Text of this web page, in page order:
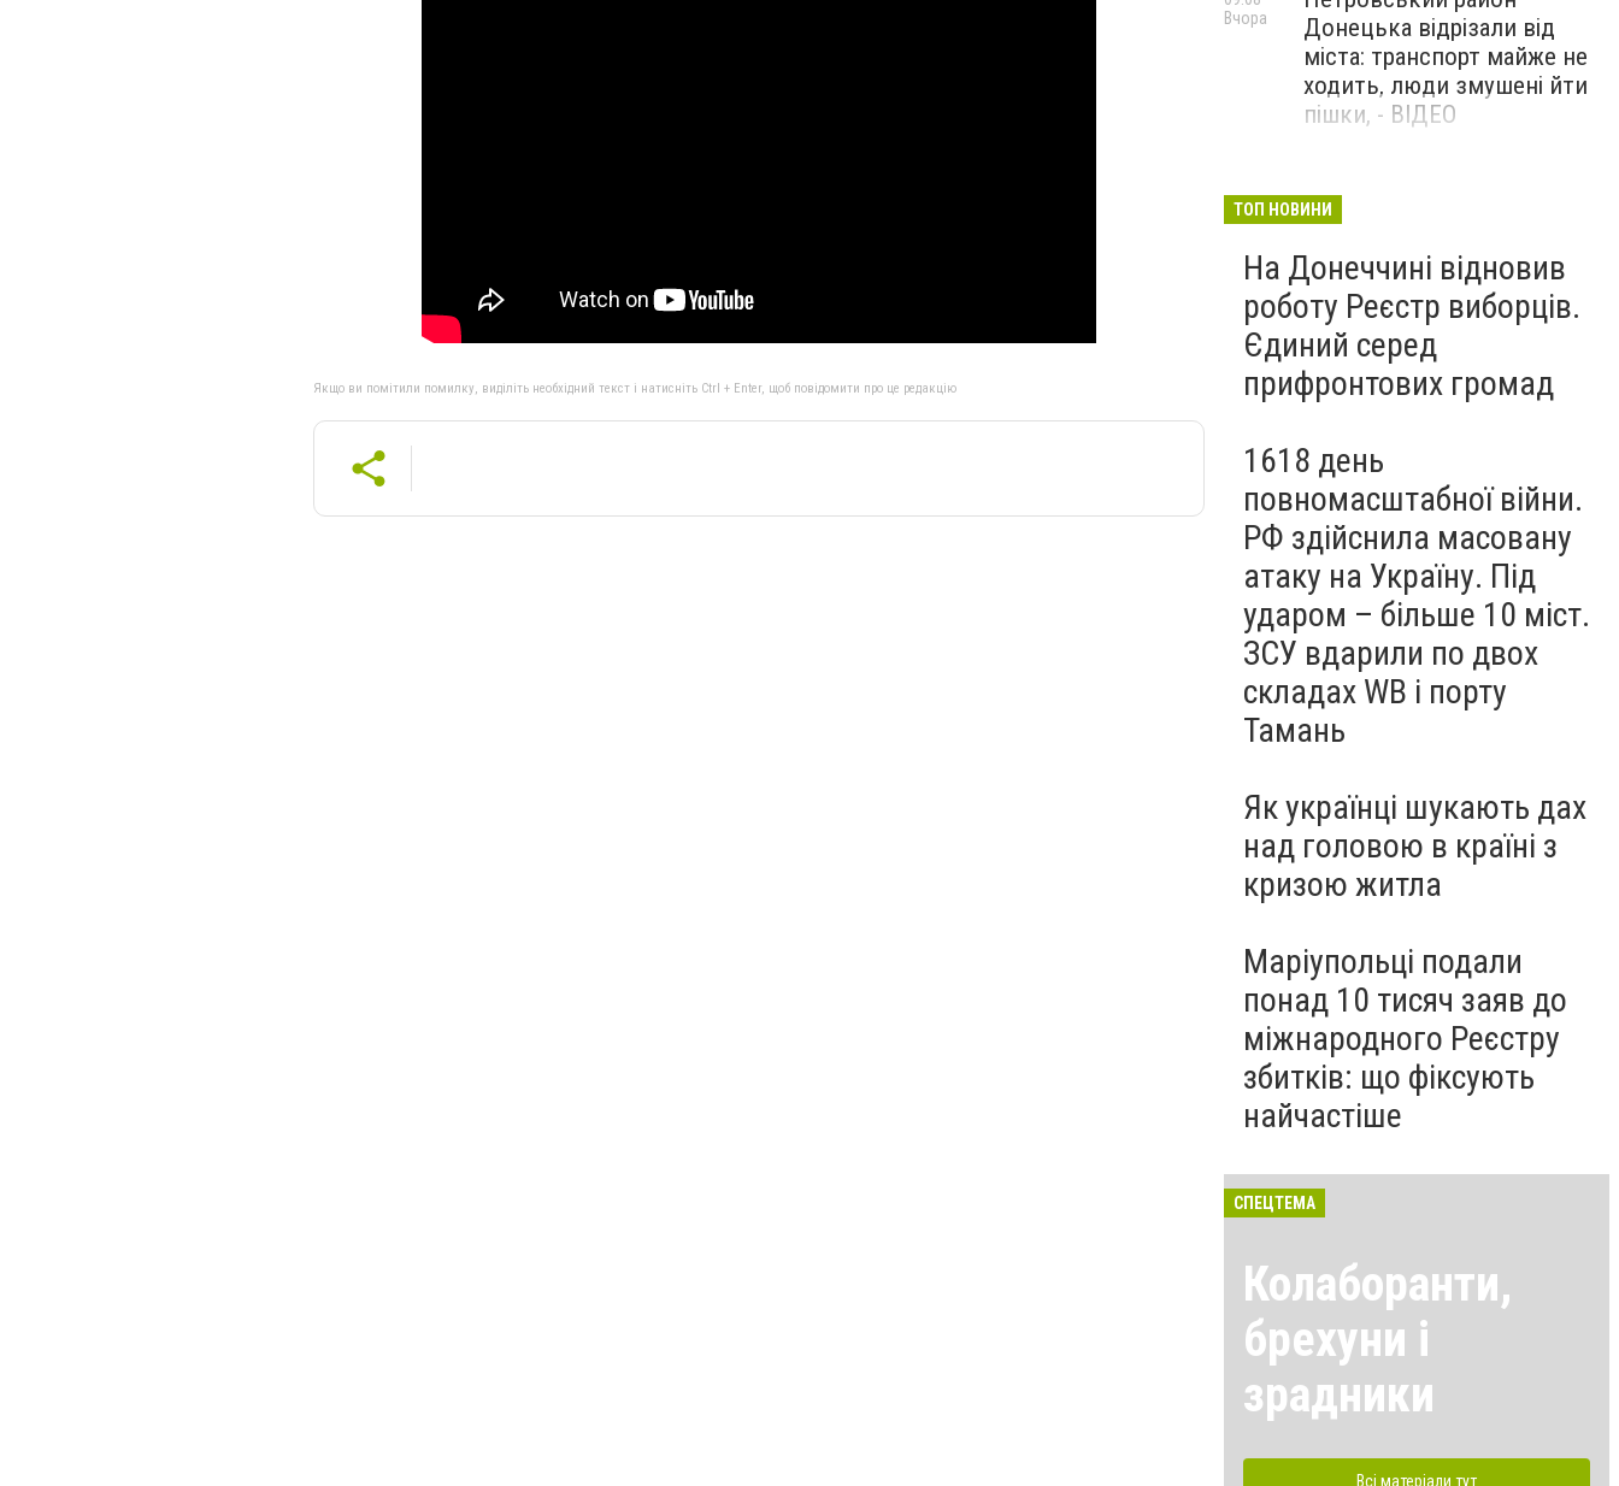
Якщо ви помітили помилку, виділіть необхідний текст і натисніть Ctrl + Enter, щоб повідомити про це редакцію
Донецька відрізали від
міста: транспорт майже не
ходить, люди змушені йти
пішки, - ВІДЕО
Вчора
війни. РФ вдарила
столиці. 15 людей загинули.
В Росії палають
енергопідстанції та
черговий WB
Вчора
ТОП НОВИНИ
На Донеччині відновив
роботу Реєстр виборців.
Єдиний серед
прифронтових громад
1618 день
повномасштабної війни.
РФ здійснила масовану
атаку на Україну. Під
ударом – більше 10 міст.
ЗСУ вдарили по двох
складах WB і порту
Тамань
Як українці шукають дах
над головою в країні з
кризою житла
Маріупольці подали
понад 10 тисяч заяв до
міжнародного Реєстру
збитків: що фіксують
найчастіше
СПЕЦТЕМА
Колаборанти,
брехуни і
зрадники
Всі матеріали тут